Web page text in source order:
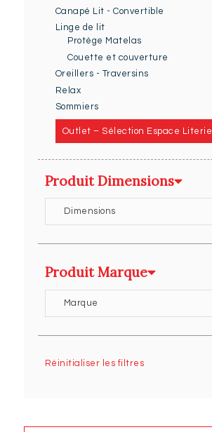
Canapé Lit - Convertible
Linge de lit
Protège Matelas
Couette et couverture
Oreillers - Traversins
Relax
Sommiers
Outlet – Sélection Espace Literie
Produit Dimensions
Dimensions
Produit Marque
Marque
Réinitialiser les filtres